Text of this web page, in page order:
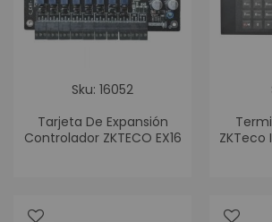
Sku: 16052
Tarjeta De Expansión
Controlador ZKTECO EX16
ZKTeco